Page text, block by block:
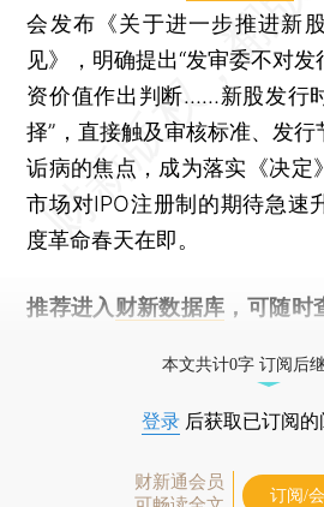
会发布《关于进一步推进新
见》，明确提出“发审委不对
资价值作出判断……新股发行
择”，直接触及审核标准、发
诟病的焦点，成为落实《决定
市场对IPO注册制的期待急速
度革命春天在即。
推荐进入 财新数据库 ，可随
本文共计0字 订阅后
登录 后获取已订阅
财新通会员
订阅/